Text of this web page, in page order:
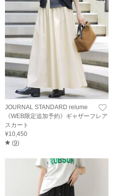
JOURNAL STANDARD relume
《WEB限定追加予約》ギャザーフレア
スカート
¥10,450
(9)